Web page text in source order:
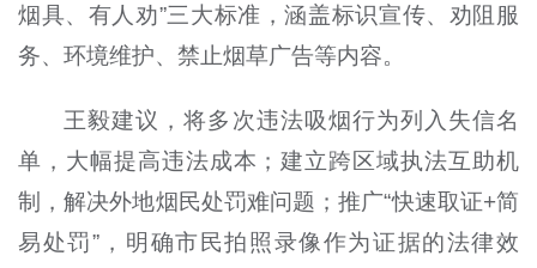
烟具、有人劝”三大标准，涵盖标识宣传、劝阻服
务、环境维护、禁止烟草广告等内容。
王毅建议，将多次违法吸烟行为列入失信名
单，大幅提高违法成本；建立跨区域执法互助机
制，解决外地烟民处罚难问题；推广“快速取证+简
易处罚”，明确市民拍照录像作为证据的法律效